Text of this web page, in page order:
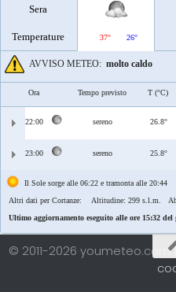
Sera
Temperature 37° 26°
AVVISO METEO: molto caldo
Ora Tempo previsto T (°C)
22:00 sereno 26.8°
23:00 sereno 25.8°
Il Sole sorge alle 06:22 e tramonta alle 20:44
Altri dati per Cortanze: Altitudine: 299 s.l.m.
Ultimo aggiornamento eseguito alle ore 15:32 del
© 2011-2026 youmeteo.com